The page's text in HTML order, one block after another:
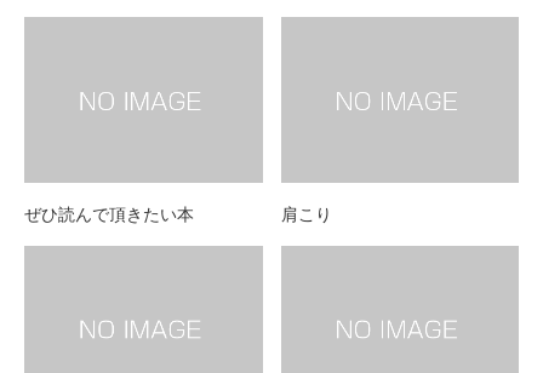
ぜひ読んで頂きたい本 肩こり